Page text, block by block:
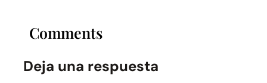
Comments
Deja una respuesta